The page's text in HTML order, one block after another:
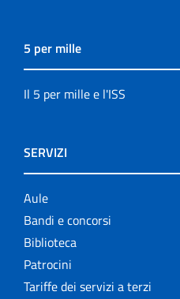
5 per mille
Il 5 per mille e l'ISS
SERVIZI
Aule
Bandi e concorsi
Biblioteca
Patrocini
Tariffe dei servizi a terzi